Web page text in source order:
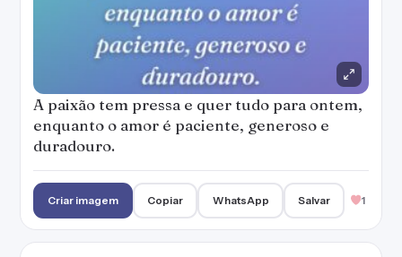
A paixão tem pressa e quer tudo para ontem,
enquanto o amor é paciente, generoso e
duradouro.
Criar imagem Copiar WhatsApp Salvar 1